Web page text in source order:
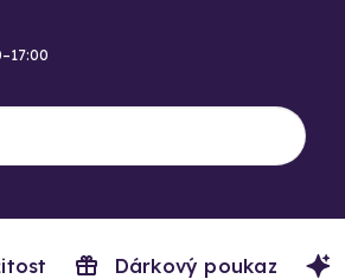
Dárkový poukaz